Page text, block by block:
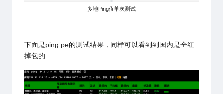
多地Ping值单次测试
下面是ping.pe的测试结果，同样可以看到到国内是全红
掉包的